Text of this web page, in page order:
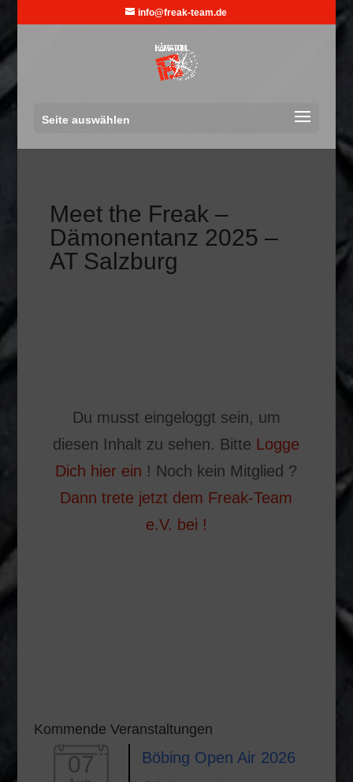
info@freak-team.de
Seite auswählen
Meet the Freak –
Dämonentanz 2025 –
AT Salzburg
Du musst eingeloggt sein, um
diesen Inhalt zu sehen. Bitte Logge
Dich hier ein ! Noch kein Mitglied ?
Dann trete jetzt dem Freak-Team
e.V. bei !
Kommende Veranstaltungen
07
Böbing Open Air 2026